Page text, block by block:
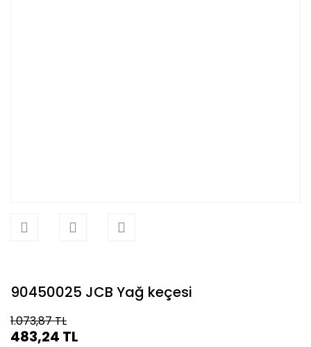
90450025 JCB Yağ keçesi
1.073,87 TL
483,24 TL